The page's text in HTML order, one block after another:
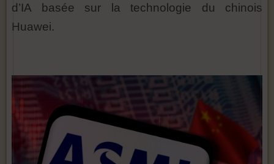
d’IA basée sur la technologie du chinois
Huawei.